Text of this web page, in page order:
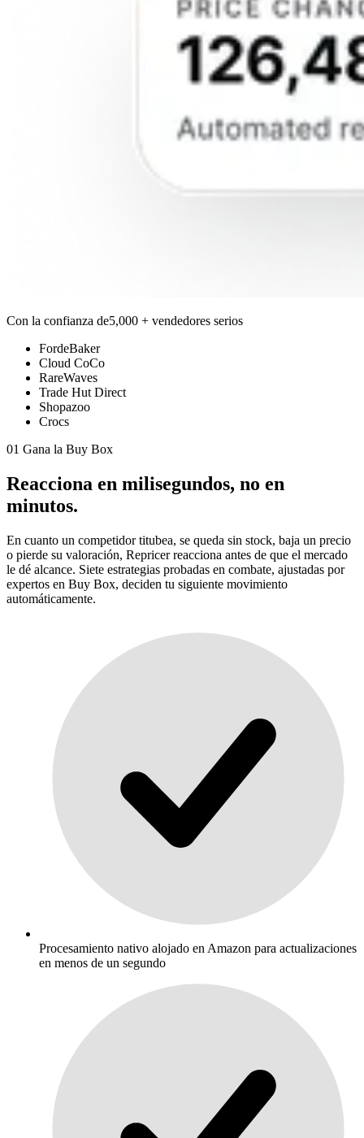
Con la confianza de5,000 + vendedores serios
FordeBaker
Cloud CoCo
RareWaves
Trade Hut Direct
Shopazoo
Crocs
01 Gana la Buy Box
Reacciona en milisegundos, no en
minutos.
En cuanto un competidor titubea, se queda sin stock, baja un precio
o pierde su valoración, Repricer reacciona antes de que el mercado
le dé alcance. Siete estrategias probadas en combate, ajustadas por
expertos en Buy Box, deciden tu siguiente movimiento
automáticamente.
Procesamiento nativo alojado en Amazon para actualizaciones
en menos de un segundo